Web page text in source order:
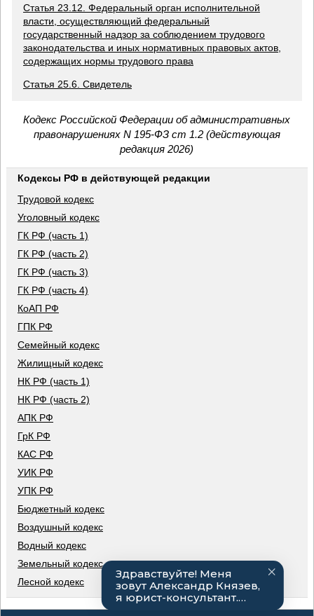
Статья 23.12. Федеральный орган исполнительной
власти, осуществляющий федеральный
государственный надзор за соблюдением трудового
законодательства и иных нормативных правовых актов,
содержащих нормы трудового права
Статья 25.6. Свидетель
Кодекс Российской Федерации об административных
правонарушениях N 195-ФЗ ст 1.2 (действующая
редакция 2026)
Кодексы РФ в действующей редакции
Трудовой кодекс
Уголовный кодекс
ГК РФ (часть 1)
ГК РФ (часть 2)
ГК РФ (часть 3)
ГК РФ (часть 4)
КоАП РФ
ГПК РФ
Семейный кодекс
Жилищный кодекс
НК РФ (часть 1)
НК РФ (часть 2)
АПК РФ
ГрК РФ
КАС РФ
УИК РФ
УПК РФ
Бюджетный кодекс
Воздушный кодекс
Водный кодекс
Земельный кодекс
Лесной кодекс